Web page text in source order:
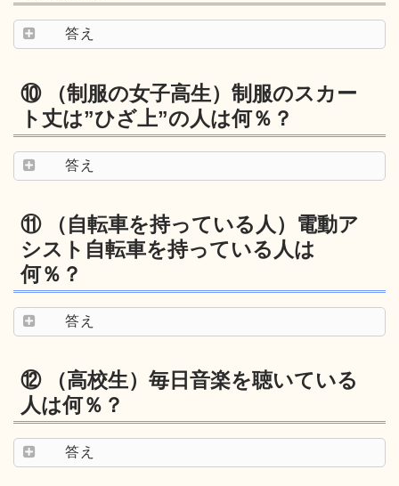
答え
⑩ （制服の女子高生）制服のスカー
ト丈は”ひざ上”の人は何％？
答え
⑪ （自転車を持っている人）電動ア
シスト自転車を持っている人は
何％？
答え
⑫ （高校生）毎日音楽を聴いている
人は何％？
答え